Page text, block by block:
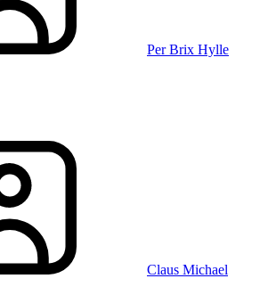
Per Brix Hylle
Claus Michael